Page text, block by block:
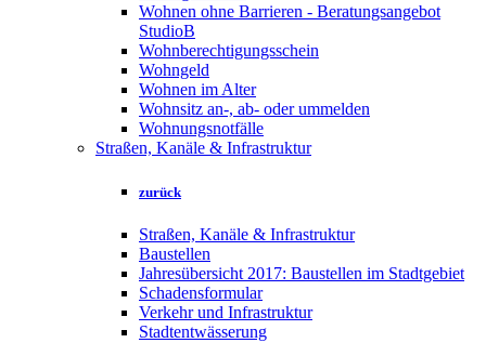
Wohnen ohne Barrieren - Beratungsangebot
StudioB
Wohnberechtigungsschein
Wohngeld
Wohnen im Alter
Wohnsitz an-, ab- oder ummelden
Wohnungsnotfälle
Straßen, Kanäle & Infrastruktur
zurück
Straßen, Kanäle & Infrastruktur
Baustellen
Jahresübersicht 2017: Baustellen im Stadtgebiet
Schadensformular
Verkehr und Infrastruktur
Stadtentwässerung